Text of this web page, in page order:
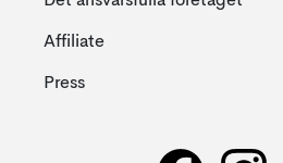
Affiliate
Press